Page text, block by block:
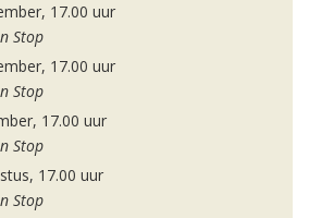
17.00 uur
Stop
17.00 uur
Stop
17.00 uur
Stop
17.00 uur
Stop